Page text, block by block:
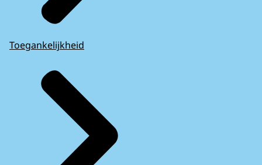
Toegankelijkheid